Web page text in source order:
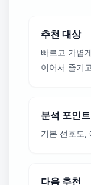
추천 대상
빠르고 가볍
이어서 즐기
분석 포인트
기본 선호도,
다음 추천